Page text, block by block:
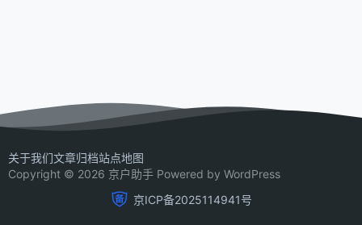
关于我们文章归档站点地图
Copyright © 2026 京户助手 Powered by WordPress
京ICP备2025114941号